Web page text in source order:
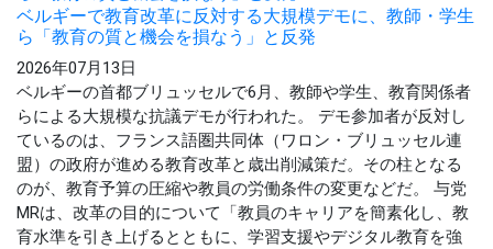
ベルギーで教育改革に反対する大規模デモに、教師・学生
ら「教育の質と機会を損なう」と反発
2026年07月13日
ベルギーの首都ブリュッセルで6月、教師や学生、教育関係者
らによる大規模な抗議デモが行われた。 デモ参加者が反対し
ているのは、フランス語圏共同体（ワロン・ブリュッセル連
盟）の政府が進める教育改革と歳出削減策だ。その柱となる
のが、教育予算の圧縮や教員の労働条件の変更などだ。 与党
MRは、改革の目的について「教員のキャリアを簡素化し、教
育水準を引き上げるとともに、学習支援やデジタル教育を強